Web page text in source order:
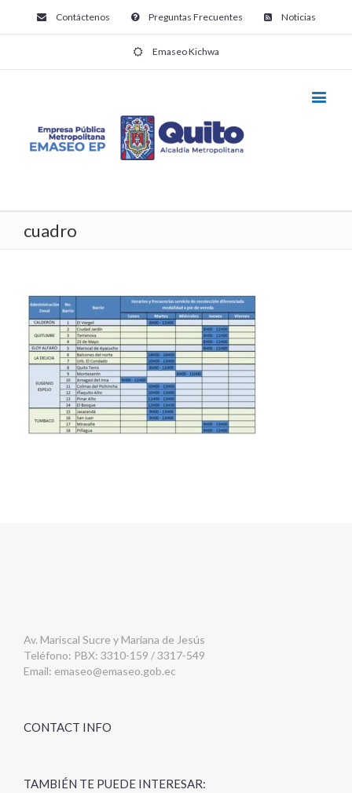
Contáctenos Preguntas Frecuentes Noticias
Emaseo Kichwa
cuadro
Av. Mariscal Sucre y Mariana de Jesús
Teléfono: PBX: 3310-159 / 3317-549
Email: emaseo@emaseo.gob.ec
CONTACT INFO
TAMBIÉN TE PUEDE INTERESAR: